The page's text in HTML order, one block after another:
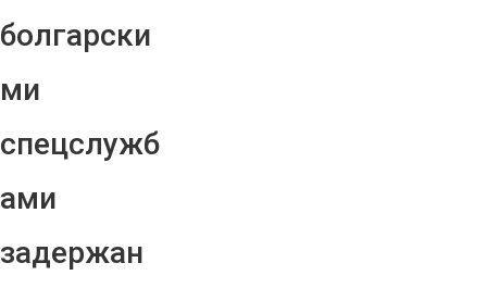
болгарски
ми
спецслужб
ами
задержан